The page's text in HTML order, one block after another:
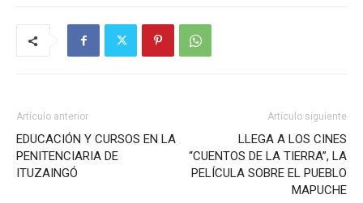
Artículo anterior
EDUCACIÓN Y CURSOS EN LA
PENITENCIARIA DE
ITUZAINGÓ
Artículo siguiente
LLEGA A LOS CINES
“CUENTOS DE LA TIERRA”, LA
PELÍCULA SOBRE EL PUEBLO
MAPUCHE